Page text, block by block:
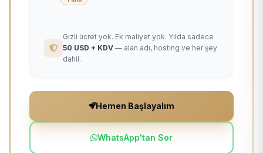
Gizli ücret yok. Ek maliyet yok. Yılda sadece
50 USD + KDV — alan adı, hosting ve her şey
dahil.
Hemen Başlayalım
WhatsApp'tan Sor